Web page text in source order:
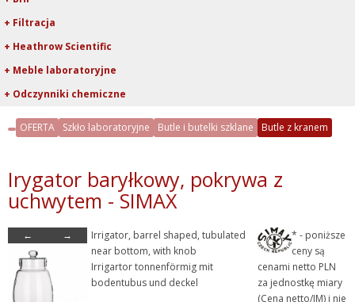
+ Filtracja
+ Heathrow Scientific
+ Meble laboratoryjne
+ Odczynniki chemiczne
+ Pipetowanie i dawkowani...
+ Plastiki laboratoryjne
+ Rury, pręty, kapilary ...
+ Szkło kwarcowe
- Szkło laboratoryjne
+ Aparaty szklane laborat...
- Butle i butelki szklane
OFERTA Szkło laboratoryjne Butle i butelki szklane Butle z kranem
Irygator baryłkowy, pokrywa z
uchwytem - SIMAX
← →
Irrigator, barrel shaped, tubulated
near bottom, with knob
Irrigartor tonnenförmig mit
bodentubus und deckel
* - poniższe
ceny są
cenami netto PLN
za jednostkę miary
(Cena netto/JM) i nie